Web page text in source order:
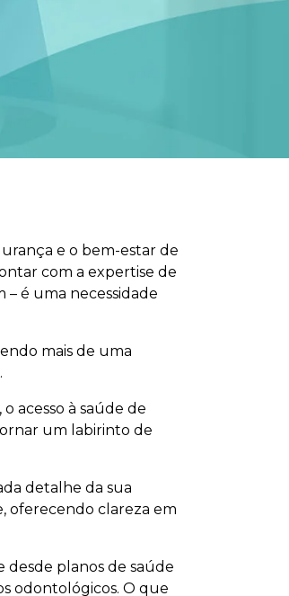
e o bem-estar de
com a expertise de
é uma necessidade
mais de uma
acesso à saúde de
um labirinto de
detalhe da sua
oferecendo clareza em
desde planos de saúde
odontológicos. O que